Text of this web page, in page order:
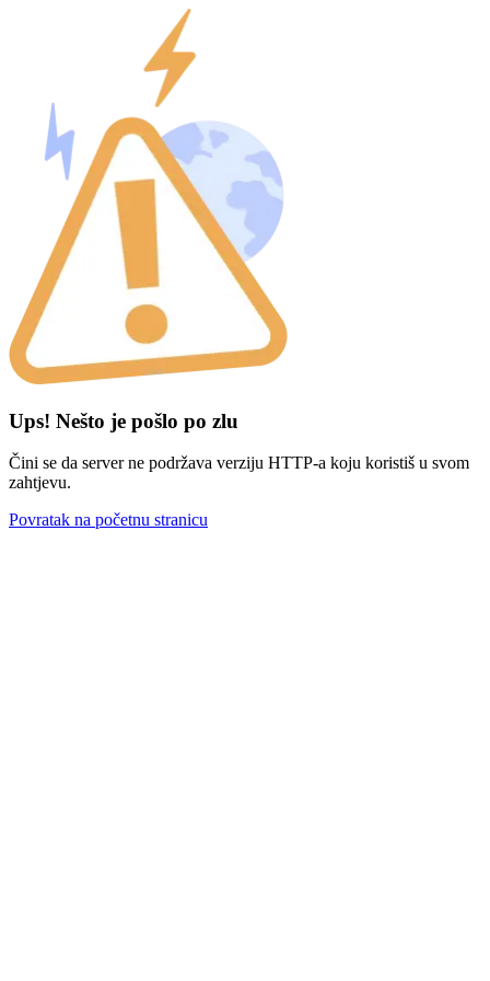
Ups! Nešto je pošlo po zlu
Čini se da server ne podržava verziju HTTP-a koju koristiš u svom
zahtjevu.
Povratak na početnu stranicu